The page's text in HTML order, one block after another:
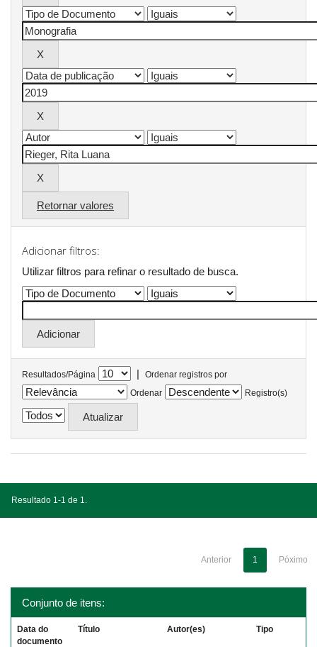
Retornar valores
Adicionar filtros:
Utilizar filtros para refinar o resultado de busca.
Resultados/Página |
Ordenar registros por
Ordenar
Registro(s)
Resultado 1-1 de 1.
Anterior 1 Póximo
Conjunto de itens:
Data do
documento
Título Autor(es) Tipo